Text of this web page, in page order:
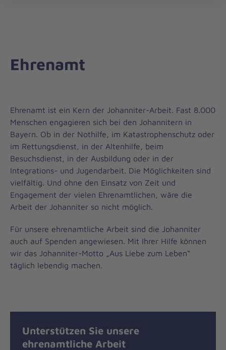
Ehrenamt
Ehrenamt ist ein Kern der Johanniter-Arbeit. Fast 8.000
Menschen engagieren sich bei den Johannitern in
Bayern. Ob in der Nothilfe, im Katastrophenschutz oder
im Rettungsdienst, in der Altenhilfe, beim
Besuchsdienst, in der Ausbildung oder in der
Integrations- und Jugendarbeit. Die Möglichkeiten sind
vielfältig. Und ohne den Einsatz von Zeit und
Engagement der vielen Ehrenamtlichen, wäre die
Arbeit der Johanniter so nicht möglich.
Für unsere ehrenamtliche Arbeit sind die Johanniter
auch auf Spenden angewiesen. Mit Ihrer Hilfe können
wir das Johanniter-Motto „Aus Liebe zum Leben“
täglich lebendig machen.
Unterstützen Sie unsere
ehrenamtliche Arbeit